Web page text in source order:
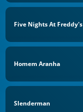
Five Nights At Freddy's
Homem Aranha
Slenderman